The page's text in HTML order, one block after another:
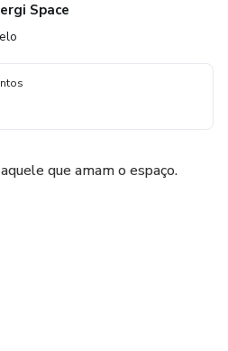
Space
que amam o espaço.